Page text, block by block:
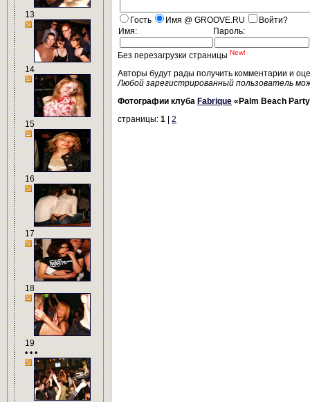
13
14
15
16
17
18
19
• • •
Гость Имя @ GROOVE.RU
Войти?
Имя:
Пароль:
Без перезагрузки страницы New!
Авторы будут рады получить комментарии и
Любой зарегистрированный пользователь
Фотографии клуба Fabrique «Palm Beach
страницы: 1 2